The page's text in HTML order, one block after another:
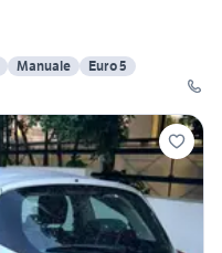
Manuale
Euro 5